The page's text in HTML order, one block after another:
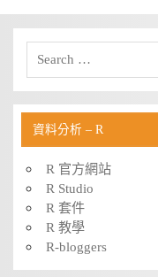
資料分析 – R
R 官方網站
R Studio
R 套件
R 教學
R-bloggers